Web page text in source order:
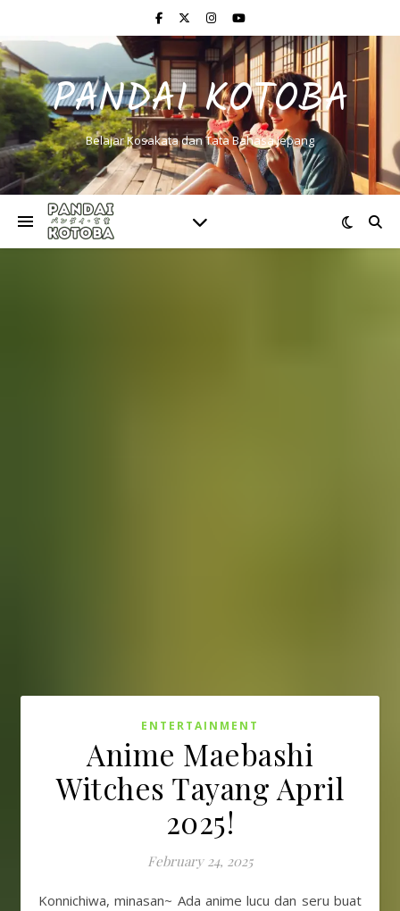
PANDAI KOTOBA
Belajar Kosakata dan Tata Bahasa Jepang
ENTERTAINMENT
Anime Maebashi
Witches Tayang April
2025!
February 24, 2025
Konnichiwa, minasan~ Ada anime lucu dan seru buat